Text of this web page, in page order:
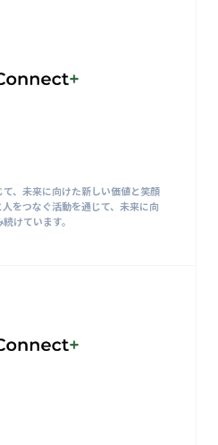
、未来に向けた新しい価値と笑顔
をつなぐ活動を通じて、未来に向
けています。